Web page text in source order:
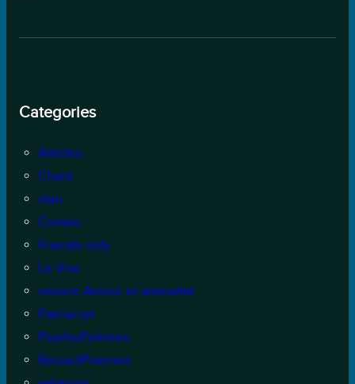
Categories
Articles
Chant
clan
Contes
Friends only
Le Vrai
oeuvre Amour et animalité
Patriarcat
PsychoPoèmes
RecueilPoemes